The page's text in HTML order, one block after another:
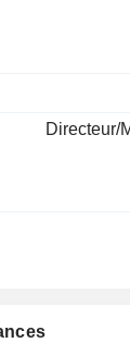
Directeur/